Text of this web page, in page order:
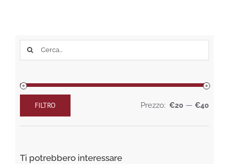
possono
essere
scelte
pagina
del
per:
Prezzo
PrezzoFILTRO Prezzo: €20 —€40
Ti potrebbero interessare